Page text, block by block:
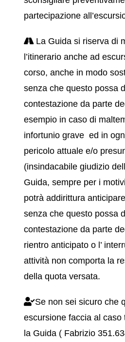
partecipazione
La Guida si riserva di
l’itinerario anche ad
corso, anche in modo
senza che questo possa
contestazione da parte
esempio in caso di
infortunio grave ed in
pericolo attuale e/o
(insindacabile giudizio
Guida, sempre per i
potrà addirittura
senza che questo possa
contestazione da parte
rientro anticipato o l’
attività non comporta la
della quota versata.
Se non sei sicuro che
escursione faccia al caso
la Guida ( Fabrizio